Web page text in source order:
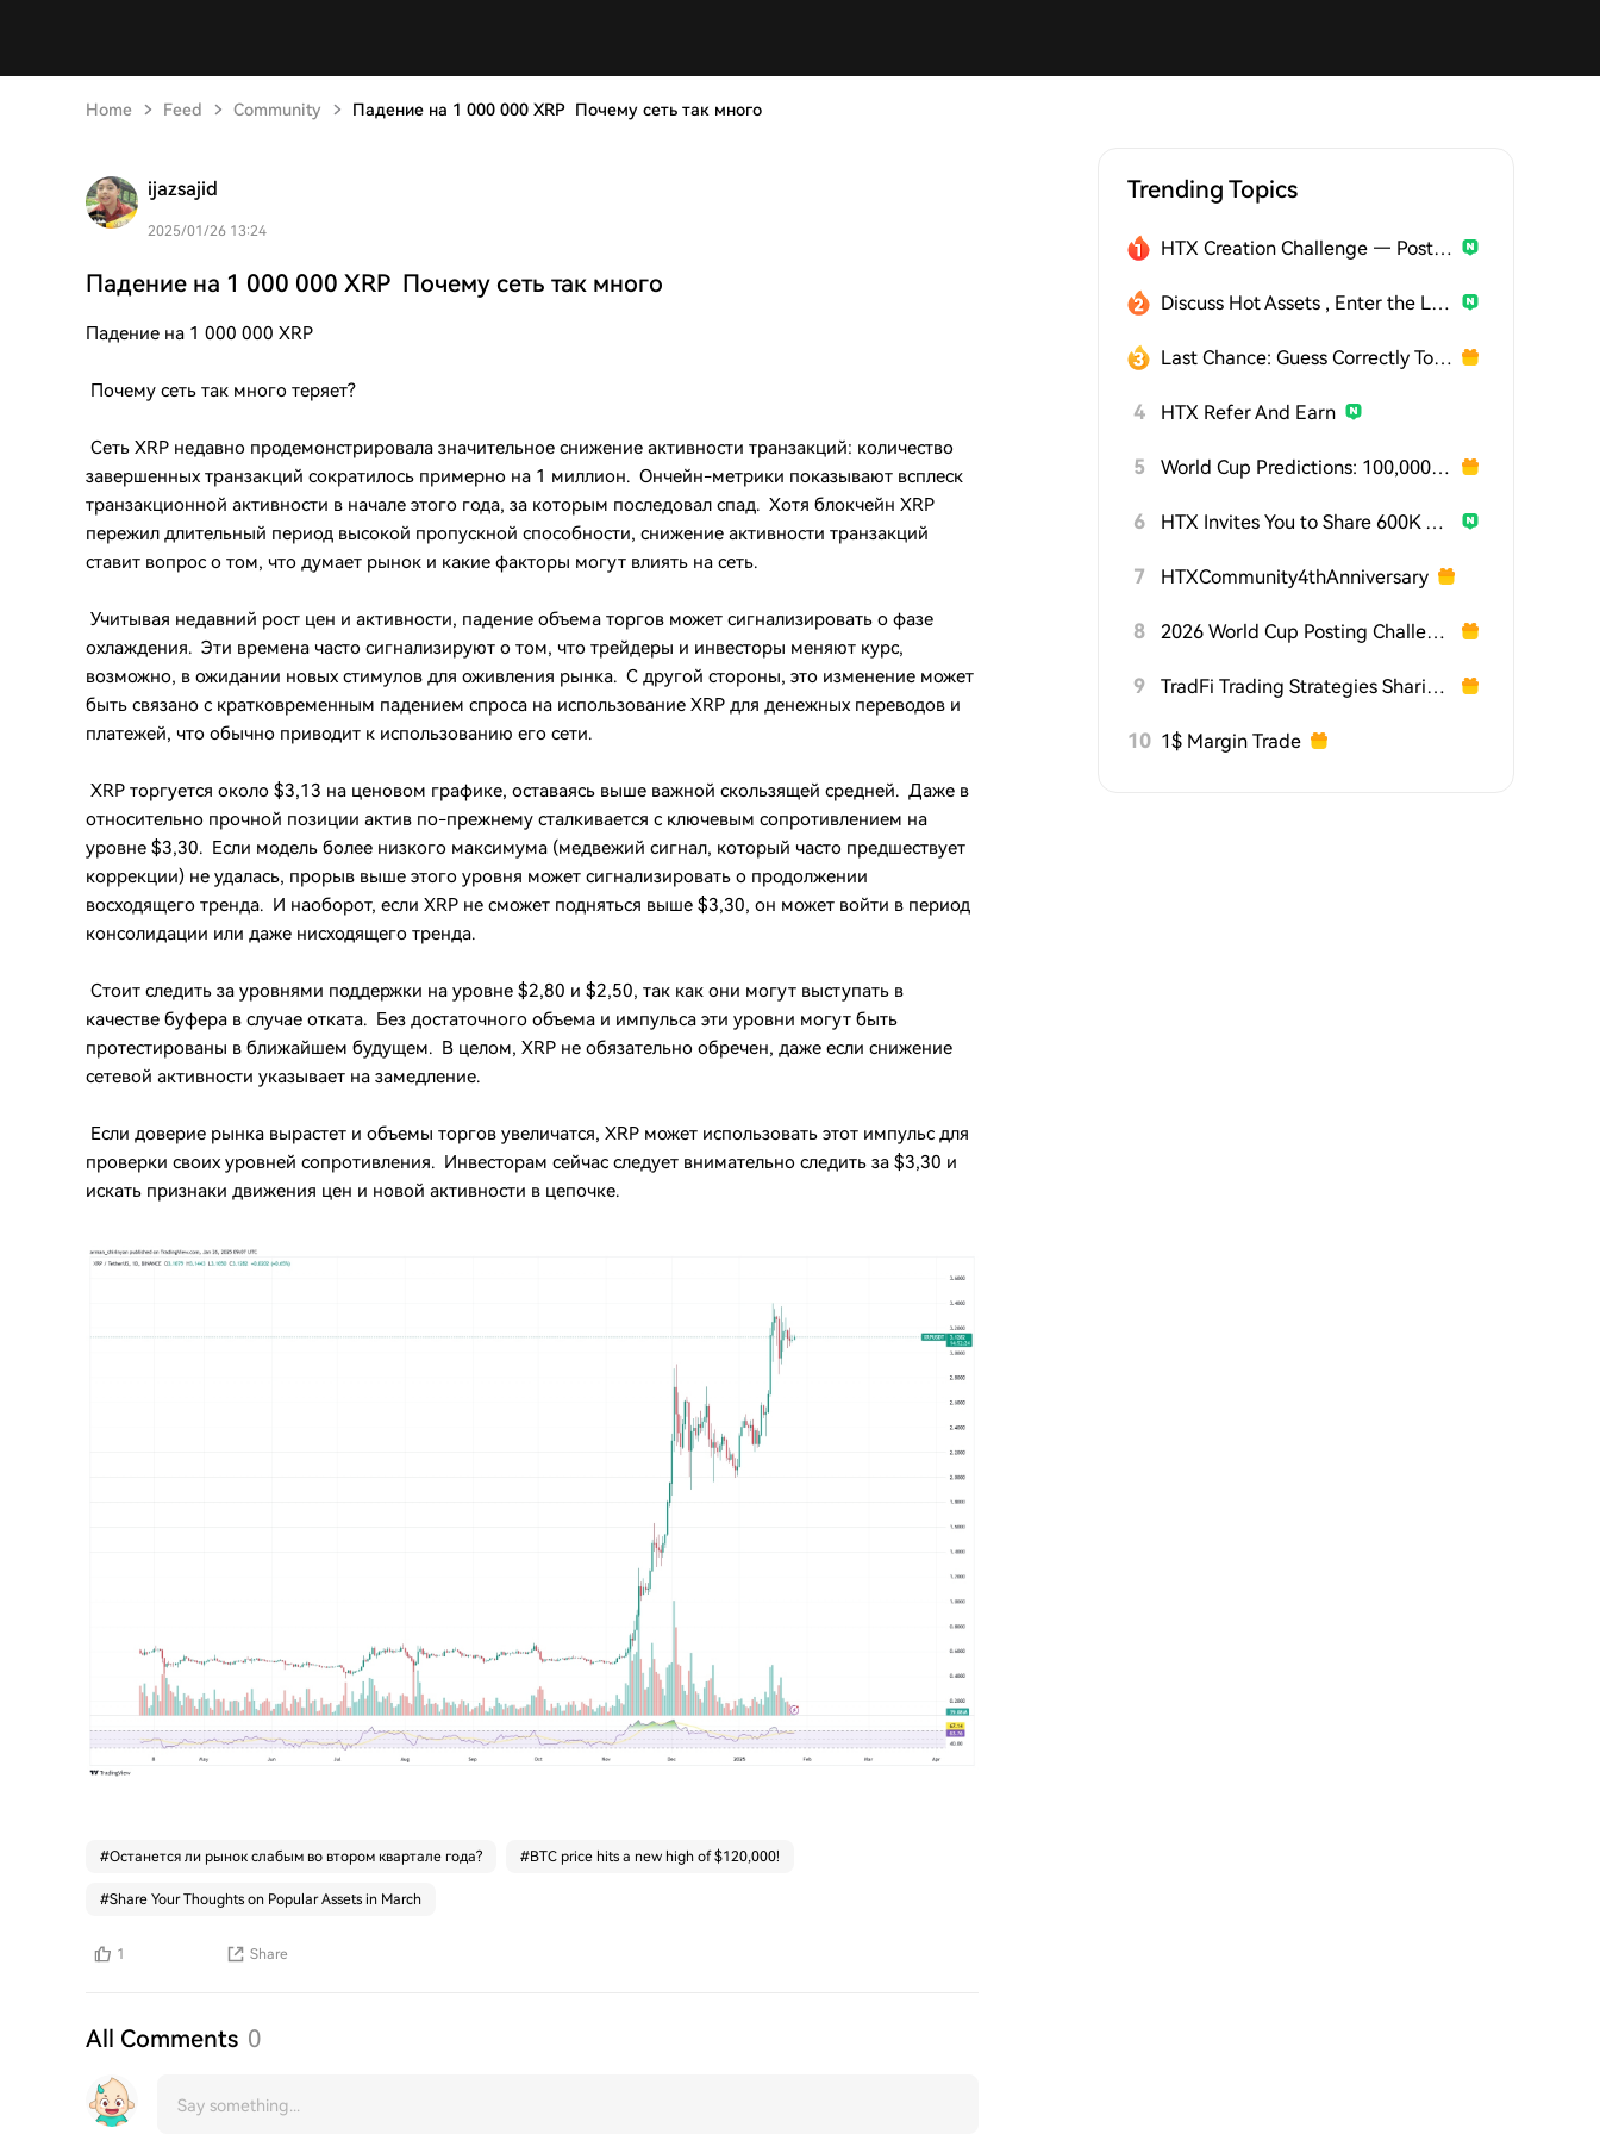
Home Feed Community Падение на 1 000 000 XRP Почему сеть так много
ijazsajid
2025/01/26 13:24
Падение на 1 000 000 XRP Почему сеть так много
Падение на 1 000 000 XRP
Почему сеть так много теряет?
Сеть XRP недавно продемонстрировала значительное снижение активности транзакций: количество
завершенных транзакций сократилось примерно на 1 миллион. Ончейн-метрики показывают всплеск
транзакционной активности в начале этого года, за которым последовал спад. Хотя блокчейн XRP
пережил длительный период высокой пропускной способности, снижение активности транзакций
ставит вопрос о том, что думает рынок и какие факторы могут влиять на сеть.
Учитывая недавний рост цен и активности, падение объема торгов может сигнализировать о фазе
охлаждения. Эти времена часто сигнализируют о том, что трейдеры и инвесторы меняют курс,
возможно, в ожидании новых стимулов для оживления рынка. С другой стороны, это изменение может
быть связано с кратковременным падением спроса на использование XRP для денежных переводов и
платежей, что обычно приводит к использованию его сети.
XRP торгуется около $3,13 на ценовом графике, оставаясь выше важной скользящей средней. Даже в
относительно прочной позиции актив по-прежнему сталкивается с ключевым сопротивлением на
уровне $3,30. Если модель более низкого максимума (медвежий сигнал, который часто предшествует
коррекции) не удалась, прорыв выше этого уровня может сигнализировать о продолжении
восходящего тренда. И наоборот, если XRP не сможет подняться выше $3,30, он может войти в период
консолидации или даже нисходящего тренда.
Стоит следить за уровнями поддержки на уровне $2,80 и $2,50, так как они могут выступать в
качестве буфера в случае отката. Без достаточного объема и импульса эти уровни могут быть
протестированы в ближайшем будущем. В целом, XRP не обязательно обречен, даже если снижение
сетевой активности указывает на замедление.
Если доверие рынка вырастет и объемы торгов увеличатся, XRP может использовать этот импульс для
проверки своих уровней сопротивления. Инвесторам сейчас следует внимательно следить за $3,30 и
искать признаки движения цен и новой активности в цепочке.
#Останется ли рынок слабым во втором квартале года? #BTC price hits a new high of $120,000!
#Share Your Thoughts on Popular Assets in March
1 Share
All Comments 0
Trending Topics
HTX Creation Challenge — Post and Win 1,500U
Discuss Hot Assets , Enter the Lucky Draw
Last Chance: Guess Correctly Today and Win More
4 HTX Refer And Earn
5 World Cup Predictions: 100,000 USDT Daily
6 HTX Invites You to Share 600K USDT in Gift Packs
7 HTXCommunity4thAnniversary
8 2026 World Cup Posting Challenge on HTX Square
9 TradFi Trading Strategies Sharing Challenge
10 1$ Margin Trade